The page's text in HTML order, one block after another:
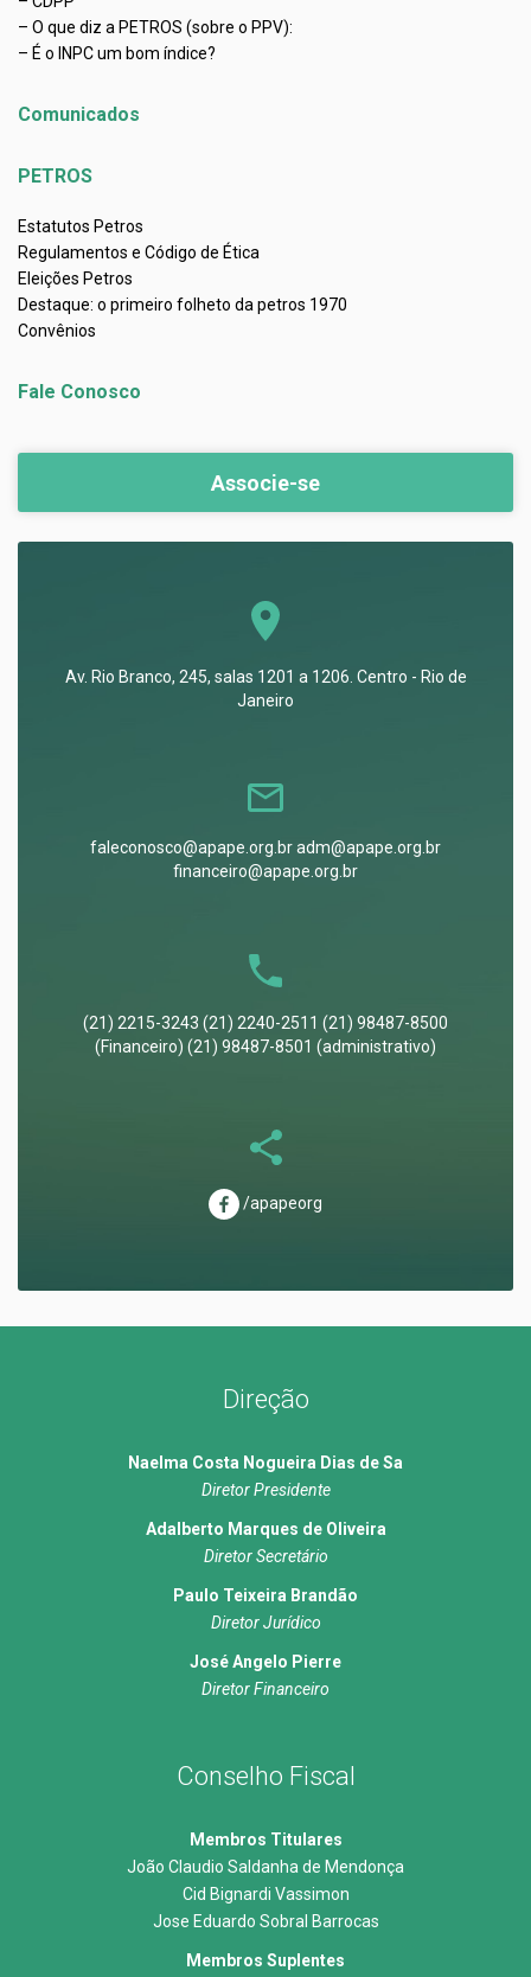
– O que diz a PETROS (sobre o PPV):
– É o INPC um bom índice?
Comunicados
PETROS
Estatutos Petros
Regulamentos e Código de Ética
Eleições Petros
Destaque: o primeiro folheto da petros 1970
Convênios
Fale Conosco
Associe-se
Av. Rio Branco, 245, salas 1201 a 1206. Centro - Rio de
Janeiro
faleconosco@apape.org.br adm@apape.org.br
financeiro@apape.org.br
(21) 2215-3243 (21) 2240-2511 (21) 98487-8500
(Financeiro) (21) 98487-8501 (administrativo)
/apapeorg
Direção
Naelma Costa Nogueira Dias de Sa
Diretor Presidente
Adalberto Marques de Oliveira
Diretor Secretário
Paulo Teixeira Brandão
Diretor Jurídico
José Angelo Pierre
Diretor Financeiro
Conselho Fiscal
Membros Titulares
João Claudio Saldanha de Mendonça
Cid Bignardi Vassimon
Jose Eduardo Sobral Barrocas
Membros Suplentes